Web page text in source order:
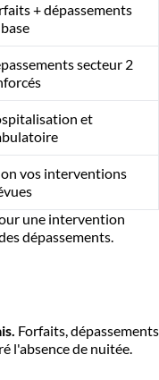
+ dépassements
secteur 2
et
vos interventions
une intervention
dépassements.
Forfaits, dépassements
l'absence de nuitée.